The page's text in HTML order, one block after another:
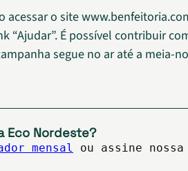
acessar o site
“Ajudar”. É possível contribuir
segue no ar até a meia-
Eco Nordeste?
mensal
ou assine